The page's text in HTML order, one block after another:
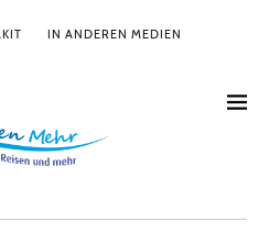
IN ANDEREN MEDIEN